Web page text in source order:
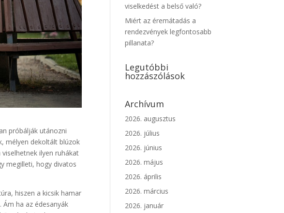
próbálják utánozni
mélyen dekoltált blúzok
ilyen ruhákat
megilleti, hogy divatos
hiszen a kicsik hamar
ha az édesanyák
viselkedést a belső való?
Miért az éremátadás a
rendezvények legfontosabb
pillanata?
Legutóbbi
hozzászólások
Archívum
2026. augusztus
2026. július
2026. június
2026. május
2026. április
2026. március
2026. január